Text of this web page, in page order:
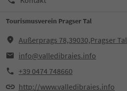
Tourismusverein Pragser Tal
Außerprags 78,39030,Pragser Tal
info@valledibraies.info
+39 0474 748660
http://www.valledibraies.info